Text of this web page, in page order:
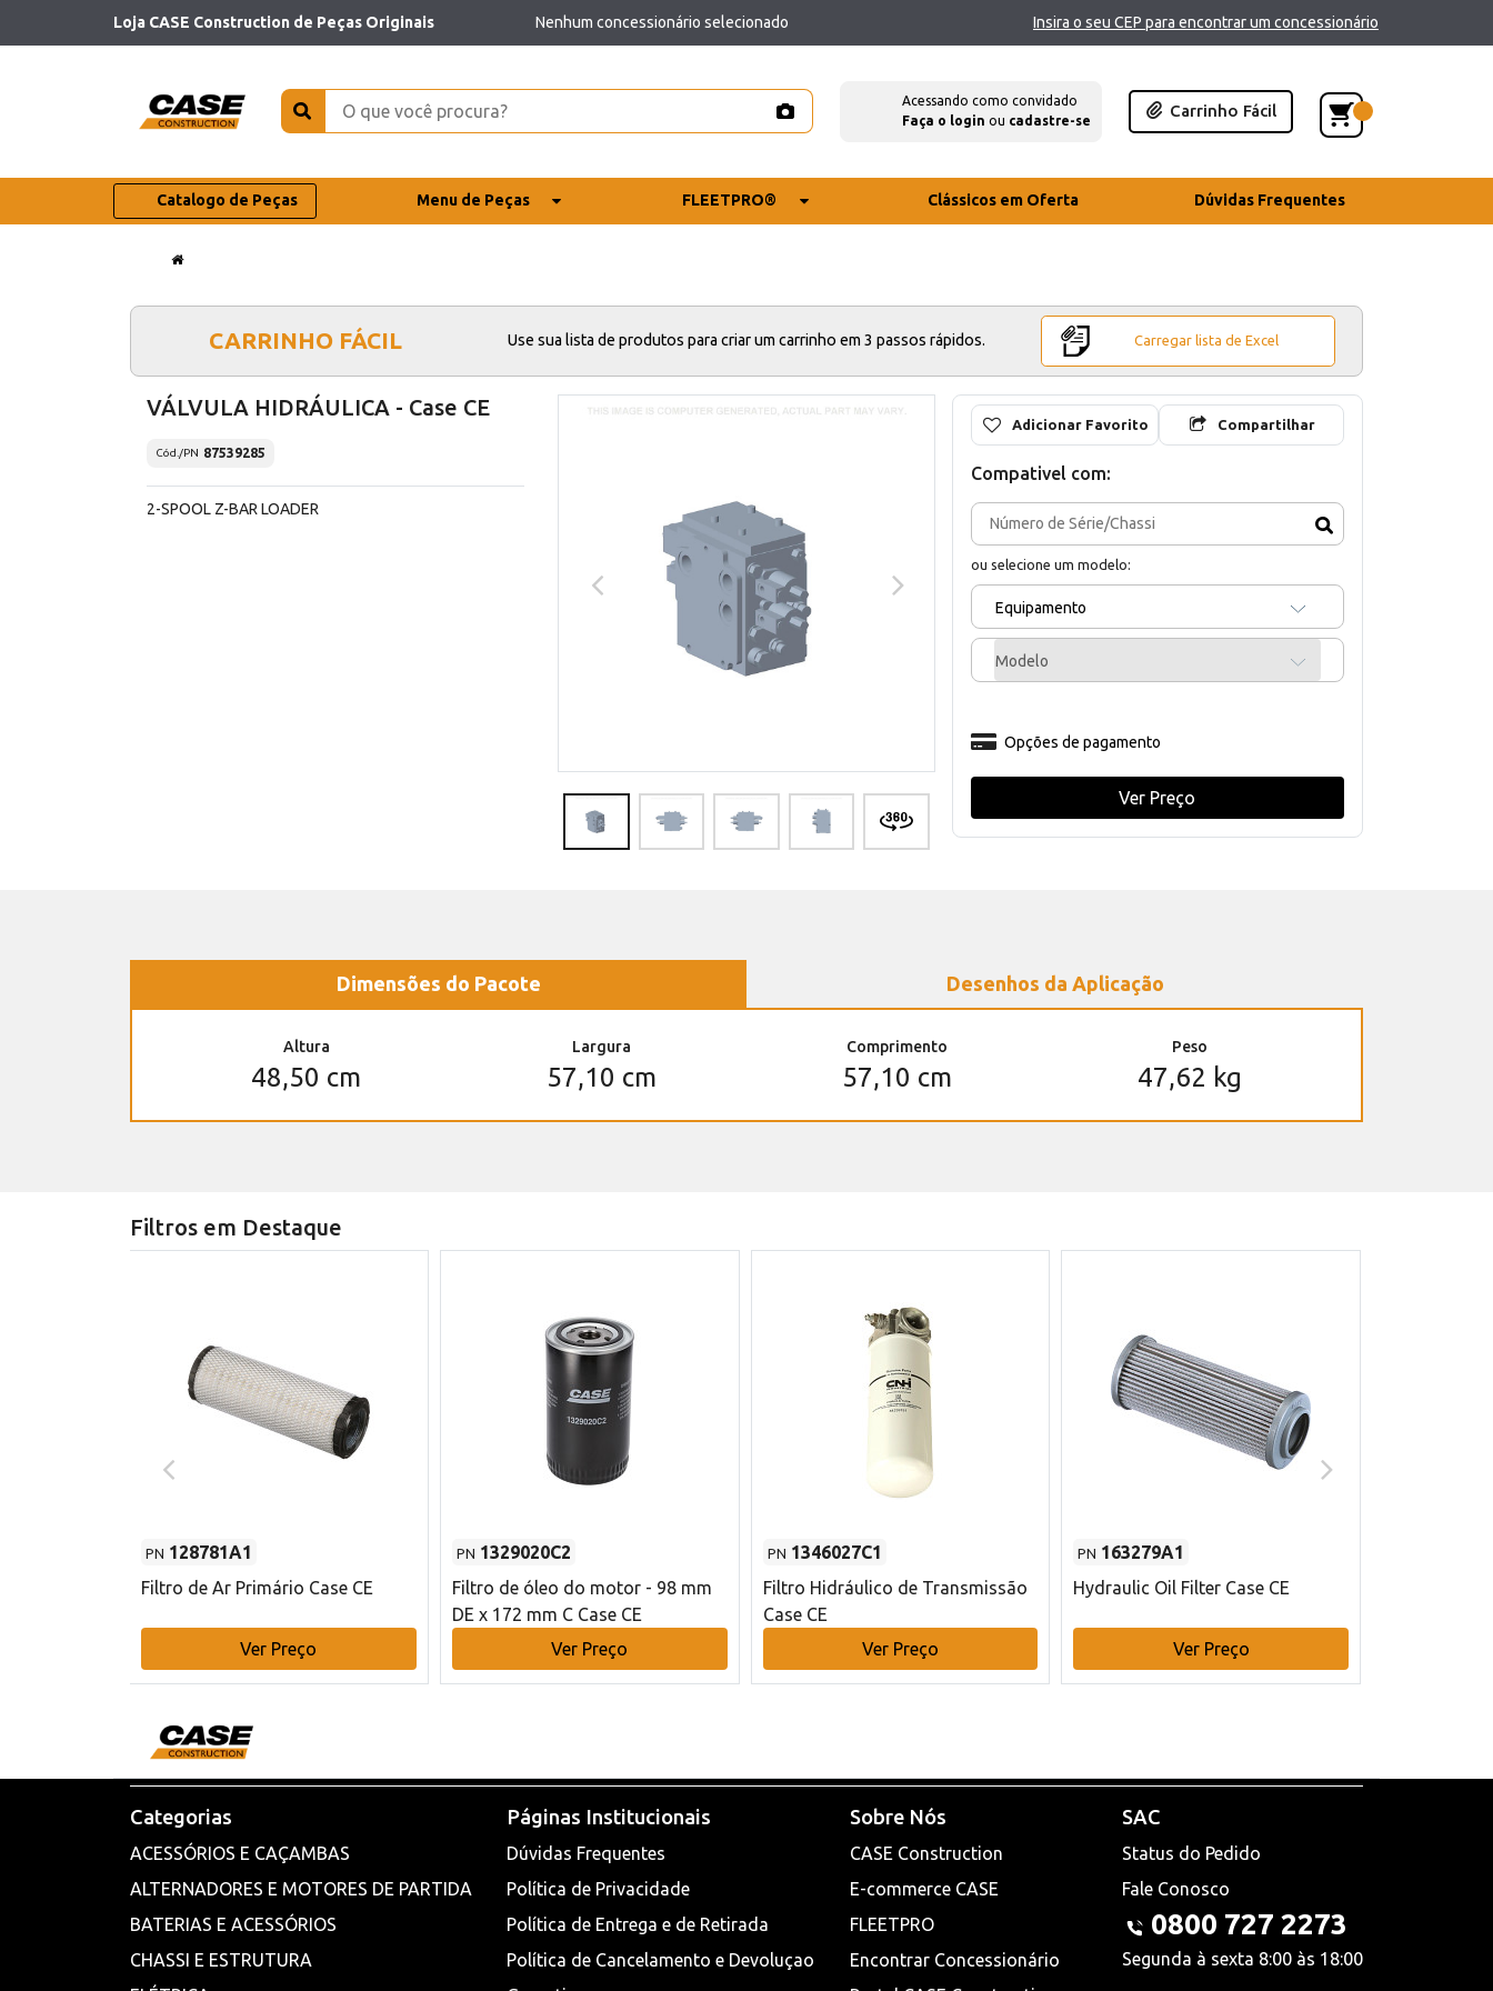
Loja CASE Construction de Peças Originais Nenhum concessionário selecionado Insira o seu CEP para encontrar um concessionário
Acessando como convidado
Faça o login ou cadastre-se
Carrinho Fácil
Catalogo de Peças Menu de Peças FLEETPRO® Clássicos em Oferta Dúvidas Frequentes
CARRINHO FÁCIL Use sua lista de produtos para criar um carrinho em 3 passos rápidos. Carregar lista de Excel
VÁLVULA HIDRÁULICA - Case CE
Cód./PN 87539285
2-SPOOL Z-BAR LOADER
Adicionar Favorito Compartilhar
Compativel com:
ou selecione um modelo:
Equipamento
Modelo
Opções de pagamento
Ver Preço
Dimensões do Pacote Desenhos da Aplicação
Altura
48,50 cm
Largura
57,10 cm
Comprimento
57,10 cm
Peso
47,62 kg
Filtros em Destaque
PN 128781A1
Filtro de Ar Primário Case CE
Ver Preço
PN 1329020C2
Filtro de óleo do motor - 98 mm
DE x 172 mm C Case CE
Ver Preço
PN 1346027C1
Filtro Hidráulico de Transmissão
Case CE
Ver Preço
PN 163279A1
Hydraulic Oil Filter Case CE
Ver Preço
Categorias
ACESSÓRIOS E CAÇAMBAS
ALTERNADORES E MOTORES DE PARTIDA
BATERIAS E ACESSÓRIOS
CHASSI E ESTRUTURA
Páginas Institucionais
Dúvidas Frequentes
Política de Privacidade
Política de Entrega e de Retirada
Política de Cancelamento e Devoluçao
Sobre Nós
CASE Construction
E-commerce CASE
FLEETPRO
Encontrar Concessionário
SAC
Status do Pedido
Fale Conosco
0800 727 2273
Segunda à sexta 8:00 às 18:00